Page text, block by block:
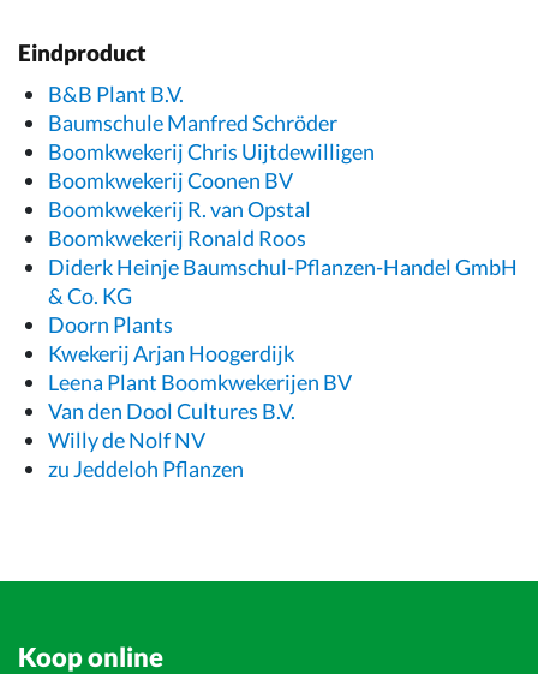
Eindproduct
B&B Plant B.V.
Baumschule Manfred Schröder
Boomkwekerij Chris Uijtdewilligen
Boomkwekerij Coonen BV
Boomkwekerij R. van Opstal
Boomkwekerij Ronald Roos
Diderk Heinje Baumschul-Pflanzen-Handel GmbH
& Co. KG
Doorn Plants
Kwekerij Arjan Hoogerdijk
Leena Plant Boomkwekerijen BV
Van den Dool Cultures B.V.
Willy de Nolf NV
zu Jeddeloh Pflanzen
Koop online